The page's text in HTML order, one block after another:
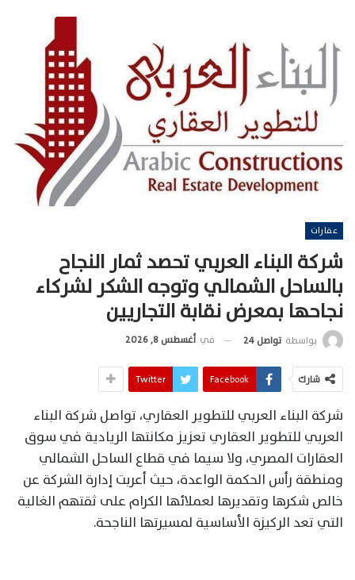
عقارات
شركة البناء العربي تحصد ثمار النجاح
بالساحل الشمالي وتوجه الشكر لشركاء
نجاحها بمعرض نقابة التجاريين
بواسطة تواصل 24 في أغسطس 8, 2026
شارك Facebook
Twitter
شركة البناء العربي للتطوير العقاري، تواصل شركة البناء
العربي للتطوير العقاري تعزيز مكانتها الريادية في سوق
العقارات المصري، ولا سيما في قطاع الساحل الشمالي
ومنطقة رأس الحكمة الواعدة، حيث أعربت إدارة الشركة عن
خالص شكرها وتقديرها لعملائها الكرام على ثقتهم الغالية
التي تعد الركيزة الأساسية لمسيرتها الناجحة.